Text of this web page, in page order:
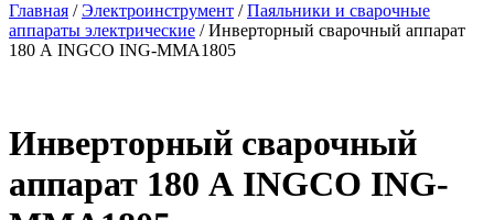
Главная /Электроинструмент /Паяльники и сварочные
аппараты электрические / Инверторный сварочный аппарат
180 А INGCO ING-MMA1805
Инверторный сварочный
аппарат 180 А INGCO ING-